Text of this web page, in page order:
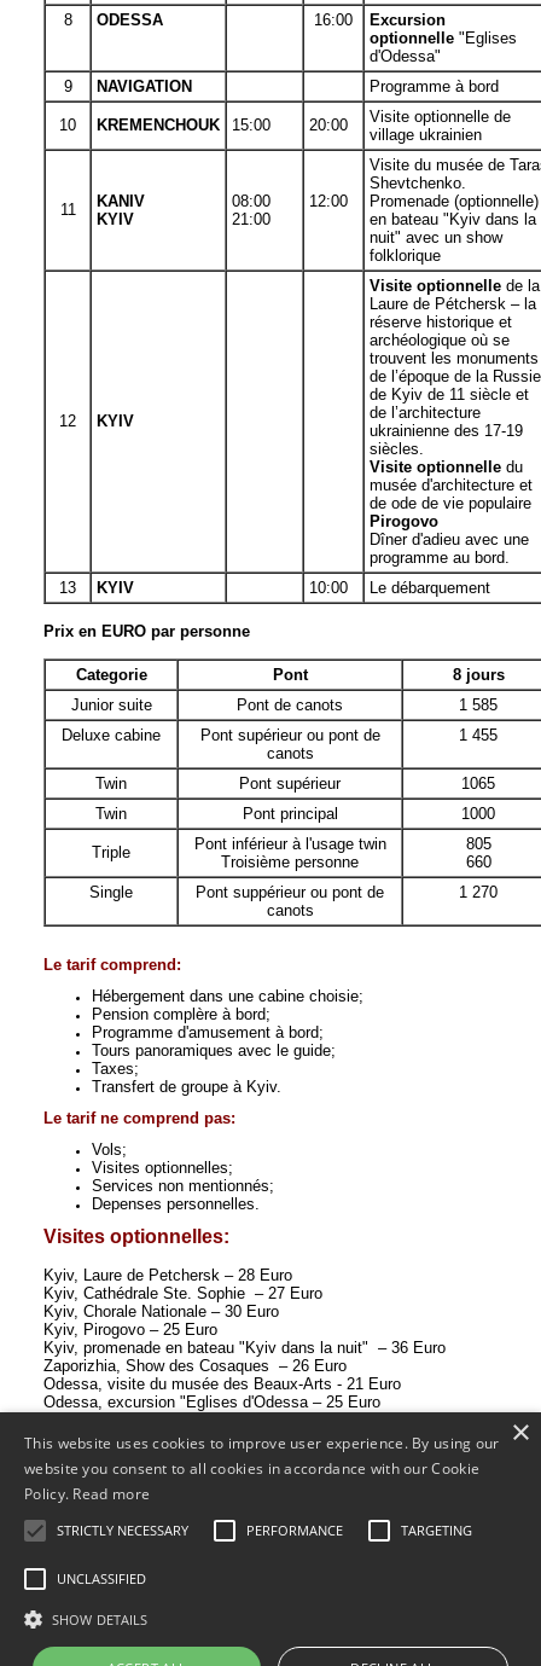
8
ODESSA 16:00
Excursion
optionnelle "Eglises
d'Odessa"
9
NAVIGATION Programme à bord
10 KREMENCHOUK 15:00 20:00
Visite optionnelle de
village ukrainien
11
KANIV
KYIV
08:00
21:00
12:00
Visite du musée de
Shevtchenko.
Promenade (optionnelle)
en bateau "Kyiv dans la
nuit" avec un show
folklorique
12 KYIV
Visite optionnelle de la
Laure de Pétchersk –la
réserve historique et
archéologique où se
trouvent les monuments
de l’époque de la Russie
de Kyiv de 11 siècle et
de l’architecture
ukrainienne des 17-19
siècles.
Visite optionnelle du
musée d'architecture et
de ode de vie populaire
Pirogovo
Dîner d'adieu avec une
programme au bord.
13
KYIV 10:00 Le débarquement
Prix en EURO par personne
Categorie Pont 8 jours
Junior suite
Pont de canots
1 585
Deluxe cabine
Pont supérieur ou pont de
canots
1 455
Twin Pont supérieur
1065
Twin
Pont principal 1000
Triple
Pont inférieur à l'usage twin
Troisième personne
805
660
Single
Pont suppérieur ou pont de
canots
1 270
Le tarif comprend:
Hébergement dans une cabine choisie;
Pension complère à bord;
Programme d'amusement à bord;
Tours panoramiques avec le guide;
Taxes;
Transfert de groupe à Kyiv.
Le tarif ne comprend pas:
Vols;
Visites optionnelles;
Services non mentionnés;
Depenses personnelles.
Visites optionnelles:
Kyiv, Laure de Petchersk – 28 Euro
Kyiv, Cathédrale Ste. Sophie – 27 Euro
Kyiv, Chorale Nationale – 30 Euro
Kyiv, Pirogovo – 25 Euro
Kyiv, promenade en bateau "Kyiv dans la nuit" – 36 Euro
Zaporizhia, Show des Cosaques – 26 Euro
Odessa, visite du musée des Beaux-Arts - 21 Euro
Odessa, excursion "Eglises d'Odessa – 25 Euro
Théâtre national d’Opéra et du ballet –
Euro
Odessa, voyage en bus vers Bilgorod-Dnistrovskyi – 44 Euro
Vilkovo,promenade en bateau dans le delta du Danube – 39 Euro
Commander
×
This website uses cookies to improve user experience. By using our
website you consent to all cookies in accordance with our Cookie
Policy. Read more
STRICTLY NECESSARY PERFORMANCE TARGETING
UNCLASSIFIED
SHOW DETAILS